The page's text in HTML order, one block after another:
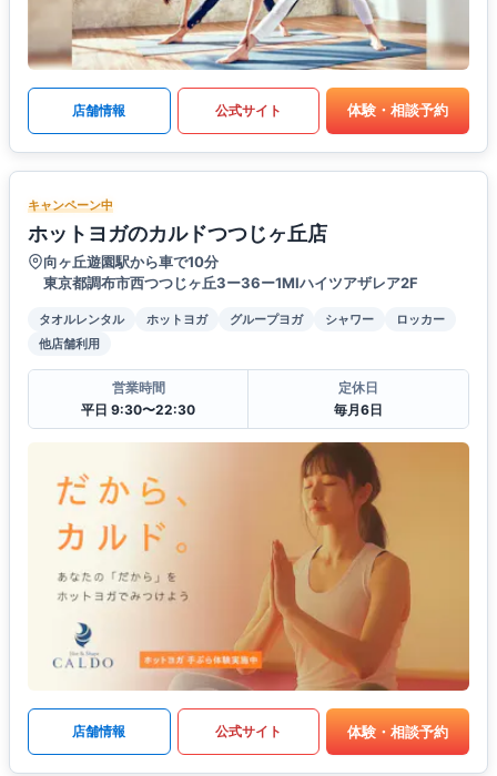
店舗情報 公式サイト 体験・相談予約
キャンペーン中
ホットヨガのカルドつつじヶ丘店
向ヶ丘遊園駅から車で10分
東京都調布市西つつじヶ丘3ー36ー1MIハイツアザレア2F
タオルレンタル ホットヨガ グループヨガ シャワー
ロッカー
他店舗利用
営業時間
平日 9:30〜22:30
定休日
毎月6日
店舗情報 公式サイト 体験・相談予約